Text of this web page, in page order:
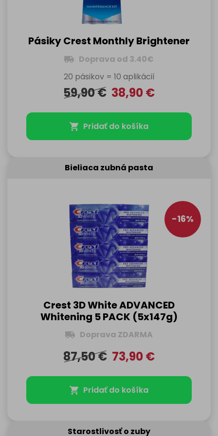
Pásiky Crest Monthly Brightener
Doprava od 3.40€
20 pásikov = 10 aplikácií
59,90€ 38,90 €
Pridať do košíka
Bieliaca zubná pasta
-16%
Crest 3D White ADVANCED
Whitening 5 PACK (5x147g)
Doprava ZDARMA
87,50€ 73,90 €
Pridať do košíka
Starostlivosť o zuby